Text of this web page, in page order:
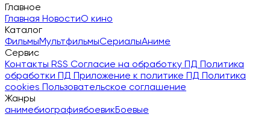
Главное
Главная НовостиО кино
Каталог
ФильмыМультфильмыСериалыАниме
Сервис
Контакты RSS Согласие на обработку ПД Политика
обработки ПД Приложение к политике ПД Политика
cookies Пользовательское соглашение
Жанры
анимебиографиябоевикБоевые